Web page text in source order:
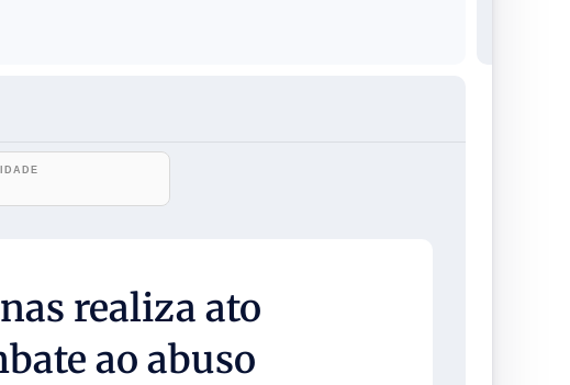
realiza ato
ao abuso